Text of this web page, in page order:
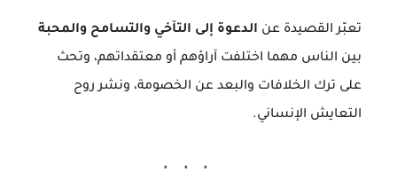
تعبّر القصيدة عن الدعوة إلى التآخي والتسامح والمحبة
بين الناس مهما اختلفت آراؤهم أو معتقداتهم، وتحث
على ترك الخلافات والبعد عن الخصومة، ونشر روح
التعايش الإنساني.